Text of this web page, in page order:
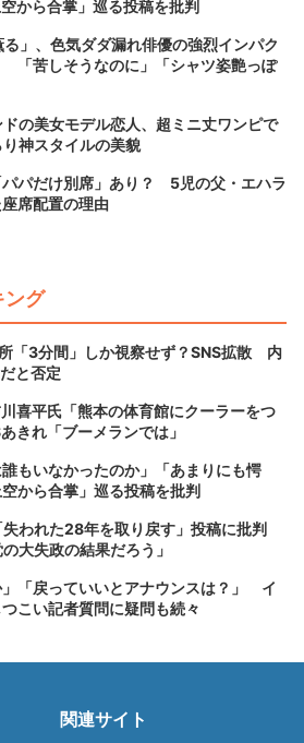
から合掌」巡る投稿を批判
」、色気ダダ漏れ俳優の強烈インパク
「苦しそうなのに」「シャツ姿艶っぽ
の美女モデル恋人、超ミニ丈ワンピで
神スタイルの美貌
パだけ別席」あり？ 5児の父・エハラ
席配置の理由
ング
「3分間」しか視察せず？SNS拡散 内
と否定
喜平氏「熊本の体育館にクーラーをつ
きれ「ブーメランでは」
もいなかったのか」「あまりにも愕
から合掌」巡る投稿を批判
失われた28年を取り戻す」投稿に批判
大失政の結果だろう」
」「戻っていいとアナウンスは？」 イ
こい記者質問に疑問も続々
関連サイト